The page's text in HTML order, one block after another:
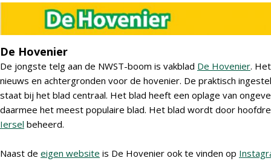
De Hovenier
De jongste telg aan de NWST-boom is vakblad De Hovenier.
nieuws en achtergronden voor de hovenier. De praktisch
staat bij het blad centraal. Het blad heeft een oplage van
daarmee het meest populaire blad. Het blad wordt door
Iersel beheerd.
Naast de eigen website is De Hovenier ook te vinden op